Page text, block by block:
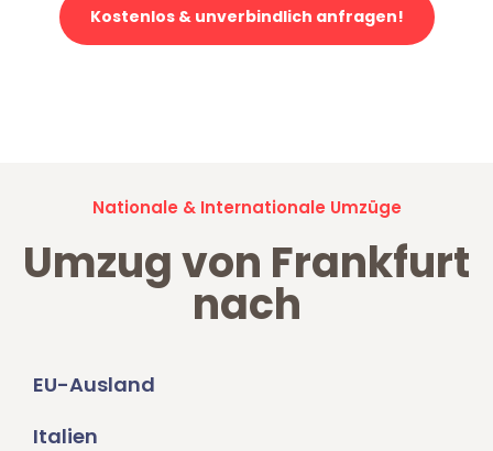
Kostenlos & unverbindlich anfragen!
Nationale & Internationale Umzüge
Umzug von Frankfurt
nach
EU-Ausland
Italien